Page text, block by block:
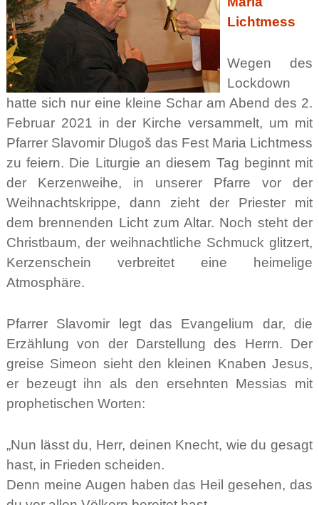
Lichtmess
Wegen des
Lockdown
hatte sich nur eine kleine Schar am Abend des 2.
Februar 2021 in der Kirche versammelt, um mit
Pfarrer Slavomir Dlugoš das Fest Maria Lichtmess
zu feiern. Die Liturgie an diesem Tag beginnt mit
der Kerzenweihe, in unserer Pfarre vor der
Weihnachtskrippe, dann zieht der Priester mit
dem brennenden Licht zum Altar. Noch steht der
Christbaum, der weihnachtliche Schmuck glitzert,
Kerzenschein verbreitet eine heimelige
Atmosphäre.
Pfarrer Slavomir legt das Evangelium dar, die
Erzählung von der Darstellung des Herrn. Der
greise Simeon sieht den kleinen Knaben Jesus,
er bezeugt ihn als den ersehnten Messias mit
prophetischen Worten:
„Nun lässt du, Herr, deinen Knecht, wie du gesagt
hast, in Frieden scheiden.
Denn meine Augen haben das Heil gesehen, das